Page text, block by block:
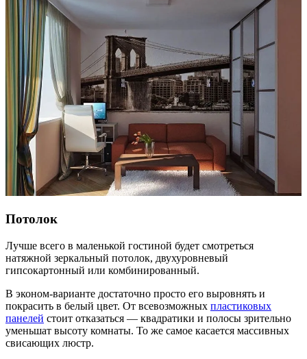
Потолок
Лучше всего в маленькой гостиной будет смотреться
натяжной зеркальный потолок, двухуровневый
гипсокартонный или комбинированный.
В эконом-варианте достаточно просто его выровнять и
покрасить в белый цвет. От всевозможных пластиковых
панелей стоит отказаться — квадратики и полосы зрительно
уменьшат высоту комнаты. То же самое касается массивных
свисающих люстр.